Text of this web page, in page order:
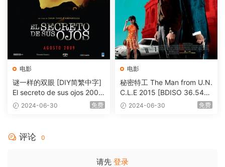
电影
谜一样的双眼 [DIY简繁中字]
El secreto de sus ojos 2009
1080p Blu-ray AVC DTS-HD
2024-06-30 免费
电影
秘密特工 The Man from U.N.
C.L.E 2015 [BDISO 36.54G
B] 2024-06-30 免费
评论 0
请先 登录